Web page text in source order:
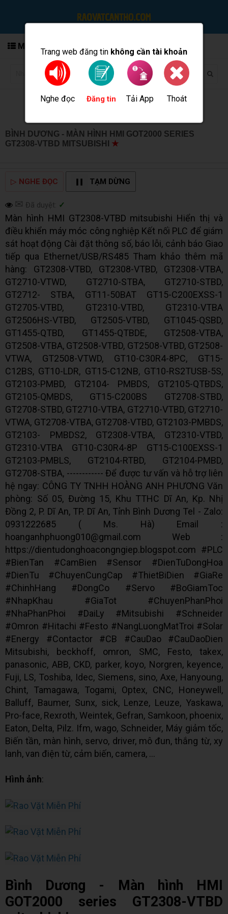
Trang web đăng tin không cần tài khoản
Nghe đọc Đăng tin Tải App Thoát
MENU
BÌNH DƯƠNG - MÀN HÌNH HMI GOT2000 SERIES
GT2308-VTBD MITSUBISHI ★
▷ NGHE ĐỌC TẠM DỪNG
✉ Đã duyệt: ✓
Màn hình HMI GT2308-VTBD mitsubishi Hiển thị và
điều khiển máy móc công nghiệp Kết nối PLC để giám
sát hoạt động Cài đặt thông số, báo lỗi, cảnh báo Giao
tiếp qua Ethernet/USB/RS485 Tham khảo thêm mã
hàng: GT2308-VTBD, GT2308-VTBD, GT2308-VTBA,
GT2710-VTWD, GT2710-STBA, GT2710-STBD,
GT2712- STBA, GT11-50BAT GT15-C200EXSS-1
GT2705-VTBD, GT2310-VTBD, GT2310-VTBA
GT2506HS-VTBD, GT2505-VTBD, GT1045-QSBD,
GT1455-QTBD, GT1455-QTBDE, GT2508-VTBA,
GT2508-VTBA, GT2508-VTBD, GT2508-VTBD, GT2508-
VTWA, GT2508-VTWD, GT10-C30R4-8PC, GT15-
C12BS, GT10-LDR, GT15-C12NB, GT10-RS2TUSB-5S,
GT2103-PMBD, GT2104- PMBDS, GT2105-QTBDS,
GT2105-QMBDS, GT15-C200BS GT2708-STBD,
GT2708-STBD, GT2710-VTBA, GT2710-VTBD, GT2710-
VTWA, GT2708-VTBA, GT2708-VTBD, GT2103-PMBDS,
GT2103- PMBDS2, GT2308-VTBA, GT2310-VTBD,
GT2310-VTBA GT10-C30R4-8P GT15-C100EXSS-1
GT2103-PMBLS, GT2104-RTBD, GT2104-PMBD,
GT2708-STBA, ------------ Để được tư vấn và hỗ trợ liên
hệ ngay: CÔNG TY TNHH HOÀNG ANH PHƯƠNG Văn
phòng: Số 05, Đường 15, Khu TTHC Dĩ An, Kp. Nhị
Đồng 2, P. Dĩ An, TP. Dĩ An, Tỉnh Bình Dương Tel - Zalo:
0931222685 ( Ms. Hà) Email :
hoanganhphuong010@gmail.com Web :
https://dientudonghoacongngiep.blogspot.com #PLC
#BienTan #CamBien #Sensor #DienTuDongHoa
#DienTu #ChuyenCungCap #ThietBiDien #GiaRe
#ChinhHang #DongCo #Servo #BoGiamToc
#NhapKhau #GiaTot #ChuyenPhanPhoi
#NhaPhanPhoi #DaiLy #Mitsubishi #Schneider
#Omron #Hitachi #Festo #NangLuongMatTroi #Solar
#Energy #Contactor #CB #CauDao #CauDaoDien
Mitsubishi, beckhoff, omron, SMC, Festo, takex,
panasonic, ABB, CKD, parker, koyo, Norgren, keyence,
Fuji, LS, Toshiba, Idec, Siemens, sino, Axe, Hanyoung,
Chint, Tamagawa, Togami, Optex, CNC, Honeywell,
Balluff, Baumer, Sunx, sick, Lenze, Leuze, Yaskawa,
Pro-face, Rexroth, Weintek, Gefran, Samkoon, phoenix,
Eaton, Delta, Pilz. Ifm, wago, Schneider, Máy giảm tốc,
Biến tần, màn hình, servo, driver, mô đun, thắng từ, xy
lanh, van điện từ, cảm biến, camera, ...
Hình ảnh:
Bình Dương - Màn hình HMI
GOT2000 series GT2308-VTBD